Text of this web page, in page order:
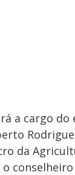
a cargo
da
o